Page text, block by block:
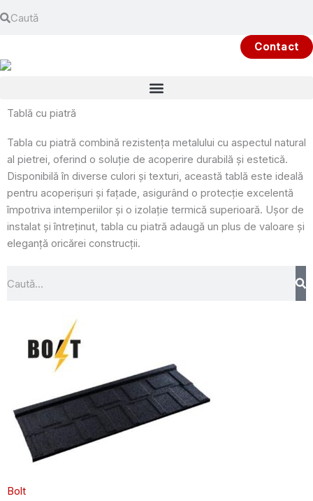
to
Contact
Tablă cu piatră
Tabla cu piatră combină rezistența metalului cu aspectul natural
al pietrei, oferind o soluție de acoperire durabilă și estetică.
Disponibilă în diverse culori și texturi, această tablă este ideală
pentru acoperișuri și fațade, asigurând o protecție excelentă
împotriva intemperiilor și o izolație termică superioară. Ușor de
instalat și întreținut, tabla cu piatră adaugă un plus de valoare și
eleganță oricărei construcții.
Bolt